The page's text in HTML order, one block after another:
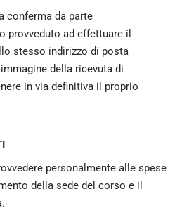
conferma da parte
provveduto ad effettuare il
stesso indirizzo di posta
della ricevuta di
in via definitiva il proprio
personalmente alle spese
della sede del corso e il